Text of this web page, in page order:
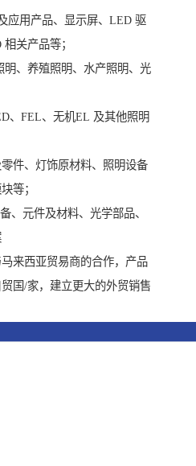
应用产品、显示屏、LED 驱
关产品等；
、养殖照明、水产照明、光
、FEL、无机EL 及其他照明
件、灯饰原材料、照明设备
等；
、元件及材料、光学部品、
来西亚贸易商的合作，产品
国/家，建立更大的外贸销售